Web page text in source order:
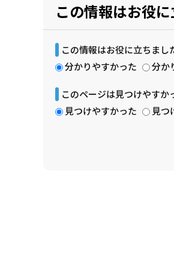
この情報はお役
この情報はお役に立ちまし
分かりやすかった
分か
このページは見つけやすか
見つけやすかった
見つ